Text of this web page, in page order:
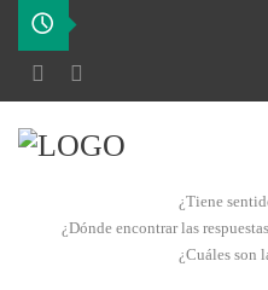
¿Tiene
¿Dónde encontrar las
¿Cuáles son